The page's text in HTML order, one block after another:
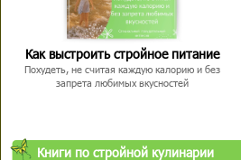
Как выстроить стройное питание
Похудеть, не считая каждую калорию и без
запрета любимых вкусностей
Книги по стройной кулинарии